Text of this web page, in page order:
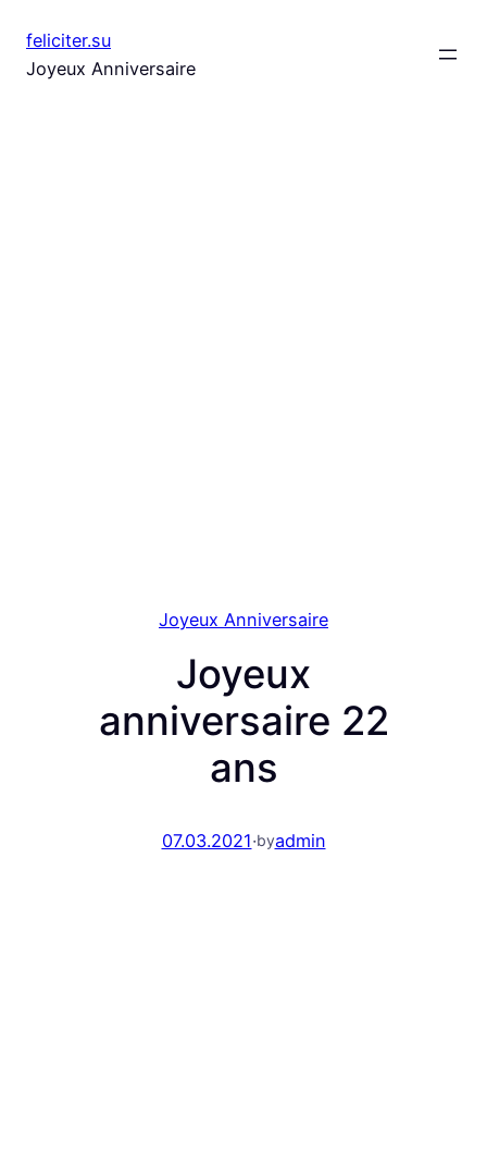
au
contenu
feliciter.su
Joyeux Anniversaire
Joyeux Anniversaire
Joyeux
anniversaire 22
ans
07.03.2021·byadmin